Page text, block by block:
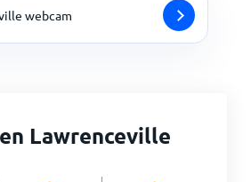
webcam
Lawrenceville